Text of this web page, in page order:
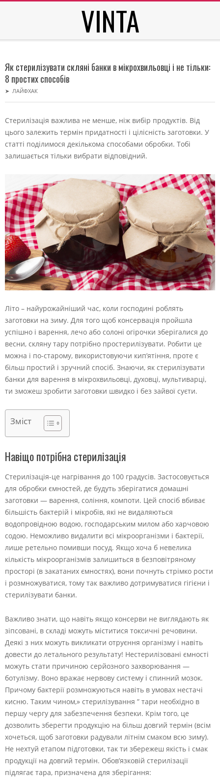
VINTA
Menu
Як стерилізувати скляні банки в мікрохвильовці і не тільки:
8 простих способів
➤ ЛАЙФХАК
Стерилізація важлива не менше, ніж вибір продуктів. Від
цього залежить термін придатності і цілісність заготовки. У
статті поділимося декількома способами обробки. Тобі
залишається тільки вибрати відповідний.
Літо – найурожайніший час, коли господині роблять
заготовки на зиму. Для того щоб консервація пройшла
успішно і варення, лечо або солоні огірочки зберігалися до
весни, скляну тару потрібно простерилізувати. Робити це
можна і по-старому, використовуючи кип’ятіння, проте є
більш простий і зручний спосіб. Знаючи, як стерилізувати
банки для варення в мікрохвильовці, духовці, мультиварці,
ти зможеш зробити заготовки швидко і без зайвої суєти.
Зміст
Навіщо потрібна стерилізація
Стерилізація-це нагрівання до 100 градусів. Застосовується
для обробки ємностей, де будуть зберігатися домашні
заготовки — варення, соління, компоти. Цей спосіб вбиває
більшість бактерій і мікробів, які не видаляються
водопровідною водою, господарським милом або харчовою
содою. Неможливо видалити всі мікроорганізми і бактерії,
лише ретельно помивши посуд. Якщо хоча б невелика
кількість мікроорганізмів залишиться в безповітряному
просторі (в закатаних ємностях), вони почнуть стрімко рости
і розмножуватися, тому так важливо дотримуватися гігієни і
стерилізувати банки.
Важливо знати, що навіть якщо консерви не виглядають як
зіпсовані, в складі можуть міститися токсичні речовини.
Деякі з них можуть викликати отруєння організму і навіть
довести до летального результату! Нестерилізовані ємності
можуть стати причиною серйозного захворювання —
ботулізму. Воно вражає нервову систему і спинний мозок.
Причому бактерії розмножуються навіть в умовах нестачі
кисню. Таким чином,» стерилізування ” тари необхідно в
першу чергу для забезпечення безпеки. Крім того, це
дозволить зберегти продукцію на більш довгий термін (всім
хочеться, щоб заготовки радували літнім смаком всю зиму).
Не нехтуй етапом підготовки, так ти збережеш якість і смак
продукції на довгий термін. Обов’язковій стерилізації
підлягає тара, призначена для зберігання: